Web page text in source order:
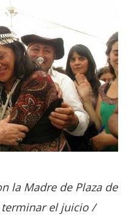
la Madre de Plaza de
terminar el juicio /